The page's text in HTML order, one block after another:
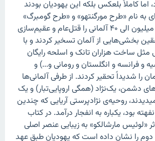
اما کاملاً بلعکس بلکه این یهودیان بودند
به نام «طرح مورگنتهو» و «طرح گومبرگ»
قرار بود حدود ۳۶ میلیون الی ۴۰ آلمانی را قتل‌عام و عقیم‌سازی
بخشی‌هایی از آلمان تسخیر کردند و با
ساخت هزاران تانک و اسلحه رایگان
و فرانسه و انگلستان و رومانی و...) و
را شدیداً تحقیر کردند. از طرفی آلمانی‌ها
دشمن، یک‌نژاد (همگی اروپایی‌تبار) و یک
روحیه‌ی نژادپرستی آریایی که چندین
بود، یکباره به انفجار درآمد. در کتاب
«لوئیس مارشالکو» به زیبایی عنصر اصلی
را نشان داده است که یهودیان طبق عهد